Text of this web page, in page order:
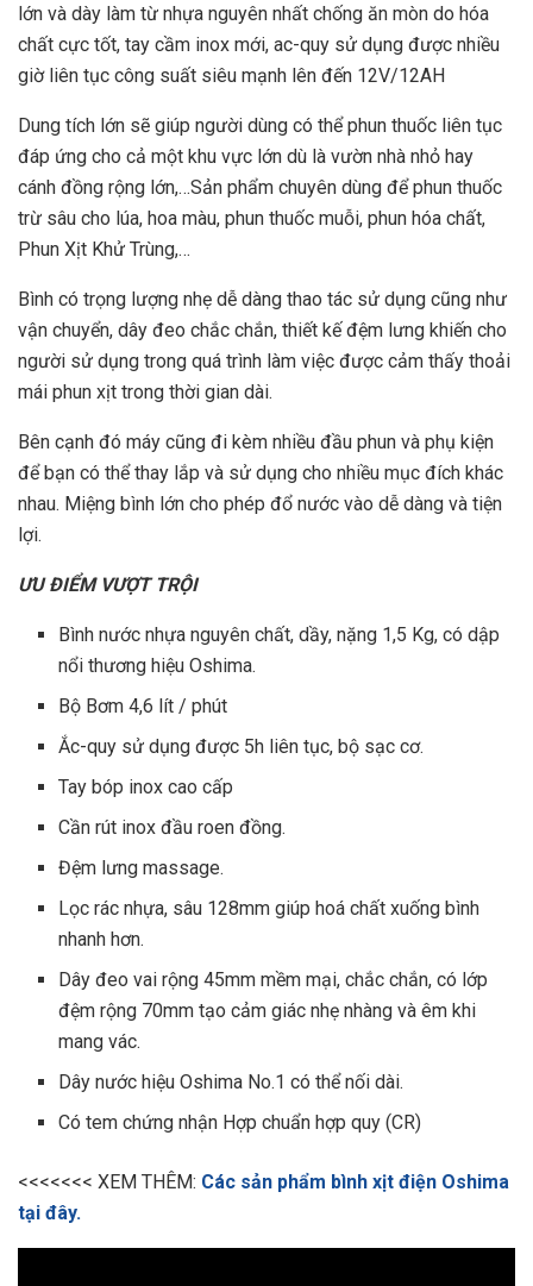
lớn và dày làm từ nhựa nguyên nhất chống ăn mòn do hóa
chất cực tốt, tay cầm inox mới, ac-quy sử dụng được nhiều
giờ liên tục công suất siêu mạnh lên đến 12V/12AH
Dung tích lớn sẽ giúp người dùng có thể phun thuốc liên tục
đáp ứng cho cả một khu vực lớn dù là vườn nhà nhỏ hay
cánh đồng rộng lớn,…Sản phẩm chuyên dùng để phun thuốc
trừ sâu cho lúa, hoa màu, phun thuốc muỗi, phun hóa chất,
Phun Xịt Khử Trùng,…
Bình có trọng lượng nhẹ dễ dàng thao tác sử dụng cũng như
vận chuyển, dây đeo chắc chắn, thiết kế đệm lưng khiến cho
người sử dụng trong quá trình làm việc được cảm thấy thoải
mái phun xịt trong thời gian dài.
Bên cạnh đó máy cũng đi kèm nhiều đầu phun và phụ kiện
để bạn có thể thay lắp và sử dụng cho nhiều mục đích khác
nhau. Miệng bình lớn cho phép đổ nước vào dễ dàng và tiện
lợi.
ƯU ĐIỂM VƯỢT TRỘI
Bình nước nhựa nguyên chất, dầy, nặng 1,5 Kg, có dập
nổi thương hiệu Oshima.
Bộ Bơm 4,6 lít / phút
Ắc-quy sử dụng được 5h liên tục, bộ sạc cơ.
Tay bóp inox cao cấp
Cần rút inox đầu roen đồng.
Đệm lưng massage.
Lọc rác nhựa, sâu 128mm giúp hoá chất xuống bình
nhanh hơn.
Dây đeo vai rộng 45mm mềm mại, chắc chắn, có lớp
đệm rộng 70mm tạo cảm giác nhẹ nhàng và êm khi
mang vác.
Dây nước hiệu Oshima No.1 có thể nối dài.
Có tem chứng nhận Hợp chuẩn hợp quy (CR)
<<<<<<< XEM THÊM: Các sản phẩm bình xịt điện Oshima
tại đây.